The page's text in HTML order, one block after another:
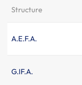
Structure
A.E.F.A.
G.IF.A.